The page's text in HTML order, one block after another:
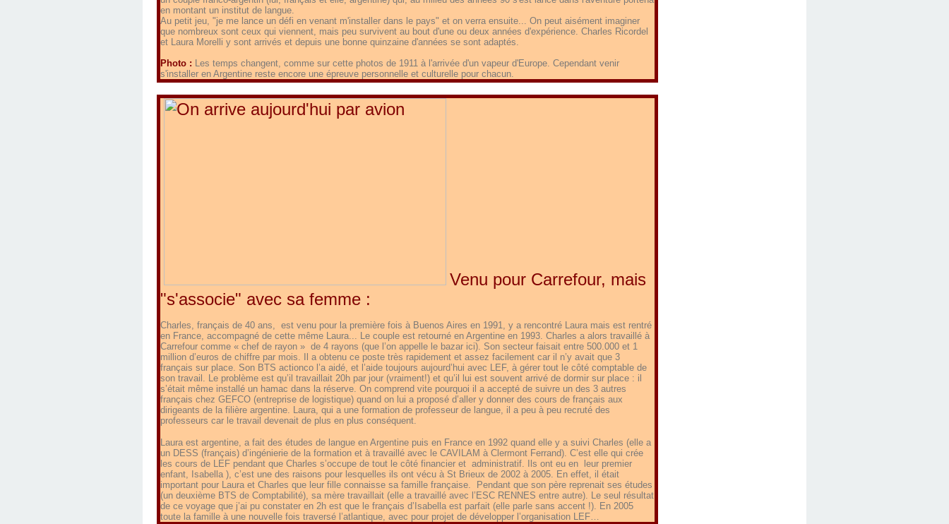
en montant un institut de langue.
Au petit jeu, "je me lance un défi en venant m'installer dans le pays" et on verra ensuite... On peut aisément imaginer
que nombreux sont ceux qui viennent, mais peu survivent au bout d'une ou deux années d'expérience. Charles Ricordel
et Laura Morelli y sont arrivés et depuis une bonne quinzaine d'années se sont adaptés.
Photo : Les temps changent, comme sur cette photos de 1911 à l'arrivée d'un vapeur d'Europe. Cependant venir
s'installer en Argentine reste encore une épreuve personnelle et culturelle pour chacun.
Venu pour Carrefour, mais
"s'associe" avec sa femme :
Charles, français de 40 ans, est venu pour la première fois à Buenos Aires en 1991, y a rencontré Laura mais est rentré
en France, accompagné de cette même Laura... Le couple est retourné en Argentine en 1993. Charles a alors travaillé à
Carrefour comme « chef de rayon » de 4 rayons (que l’on appelle le bazar ici). Son secteur faisait entre 500.000 et 1
million d’euros de chiffre par mois. Il a obtenu ce poste très rapidement et assez facilement car il n’y avait que 3
français sur place. Son BTS actionco l’a aidé, et l’aide toujours aujourd’hui avec LEF, à gérer tout le côté comptable de
son travail. Le problème est qu’il travaillait 20h par jour (vraiment!) et qu’il lui est souvent arrivé de dormir sur place : il
s’était même installé un hamac dans la réserve. On comprend vite pourquoi il a accepté de suivre un des 3 autres
français chez GEFCO (entreprise de logistique) quand on lui a proposé d’aller y donner des cours de français aux
dirigeants de la filière argentine. Laura, qui a une formation de professeur de langue, il a peu à peu recruté des
professeurs car le travail devenait de plus en plus conséquent.
Laura est argentine, a fait des études de langue en Argentine puis en France en 1992 quand elle y a suivi Charles (elle a
un DESS (français) d’ingénierie de la formation et à travaillé avec le CAVILAM à Clermont Ferrand). C’est elle qui crée
les cours de LEF pendant que Charles s’occupe de tout le côté financier et administratif. Ils ont eu en leur premier
enfant, Isabella ), c’est une des raisons pour lesquelles ils ont vécu à St Brieux de 2002 à 2005. En effet, il était
important pour Laura et Charles que leur fille connaisse sa famille française. Pendant que son père reprenait ses études
(un deuxième BTS de Comptabilité), sa mère travaillait (elle a travaillé avec l’ESC RENNES entre autre). Le seul résultat
de ce voyage que j’ai pu constater en 2h est que le français d’Isabella est parfait (elle parle sans accent !). En 2005
toute la famille à une nouvelle fois traversé l’atlantique, avec pour projet de développer l’organisation LEF…